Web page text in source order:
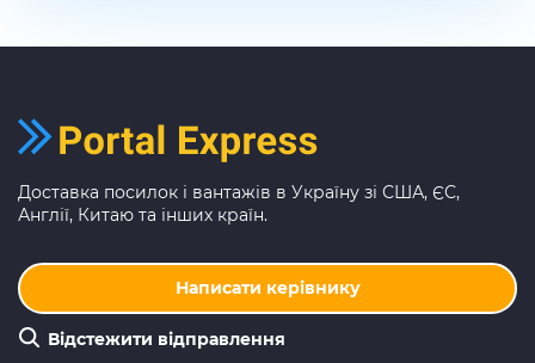
Доставка посилок і вантажів в Україну зі США, ЄС,
Англії, Китаю та інших країн.
Написати керівнику
Відстежити відправлення